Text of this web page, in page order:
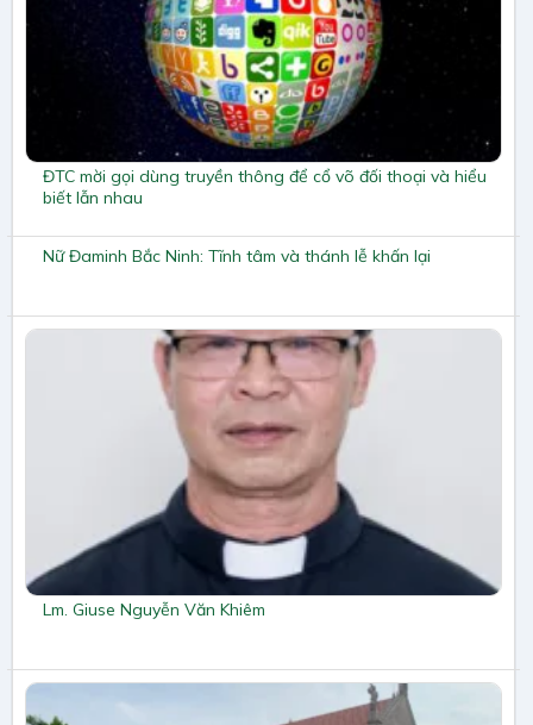
ĐTC mời gọi dùng truyền thông để cổ võ đối thoại và hiểu
biết lẫn nhau
Nữ Đaminh Bắc Ninh: Tĩnh tâm và thánh lễ khấn lại
Lm. Giuse Nguyễn Văn Khiêm